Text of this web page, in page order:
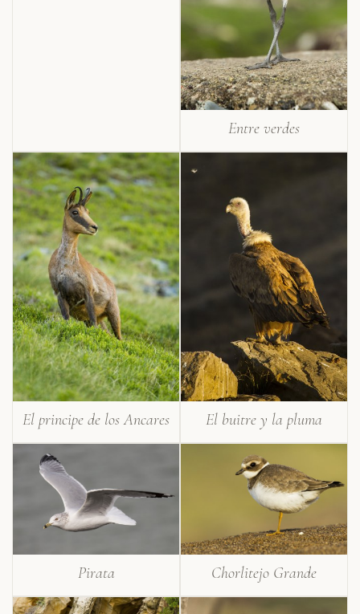
Entre verdes
El principe de los Ancares El buitre y la pluma
Pirata Chorlitejo Grande